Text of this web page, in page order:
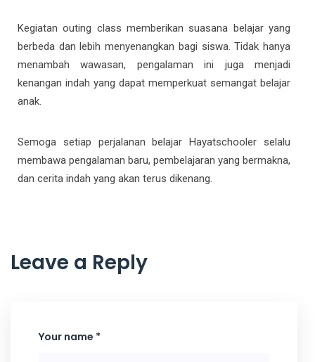
Kegiatan outing class memberikan suasana belajar yang
berbeda dan lebih menyenangkan bagi siswa. Tidak hanya
menambah wawasan, pengalaman ini juga menjadi
kenangan indah yang dapat memperkuat semangat belajar
anak.
Semoga setiap perjalanan belajar Hayatschooler selalu
membawa pengalaman baru, pembelajaran yang bermakna,
dan cerita indah yang akan terus dikenang.
Leave a Reply
Your name *